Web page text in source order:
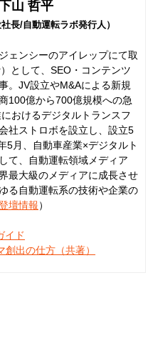
山 哲平
長/自動運転ラボ発行人）
ェンシーのアイレップにて取
として、SEO・コンテンツ
。JV設立やM&Aによる新規
100億から700億規模への急
おけるデジタルトランスフ
社ストロボを設立し、設立5
5月、自動車産業×デジタルト
て、自動運転領域メディア
最大級のメディアに成長させ
る自動運転系の技術や企業の
壇情報）
イド
出の仕方（共著）